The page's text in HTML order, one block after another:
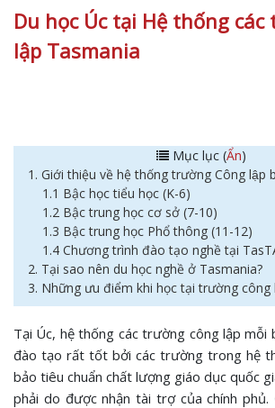
Du học Úc tại Hệ thống
lập Tasmania
Mục lục (Ẩn)
1. Giới thiệu về hệ thống trường Công lập
1.1 Bậc học tiểu học (K-6)
1.2 Bậc trung học cơ sở (7-10)
1.3 Bậc trung học Phổ thông (11-12)
1.4 Chương trình đào tạo nghề tại
2. Tại sao nên du học nghề ở Tasmania?
3. Những ưu điểm khi học tại trường công
Tại Úc, hệ thống các trường công lập mỗi
đào tạo rất tốt bởi các trường trong hệ
bảo tiêu chuẩn chất lượng giáo dục quốc
phải do được nhận tài trợ của chính